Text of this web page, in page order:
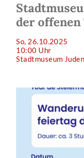
der
So, 26.10.2025
10:00 Uhr
Stadtmuseum